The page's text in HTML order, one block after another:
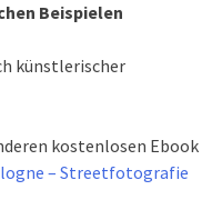
Beispielen
künstlerischer
kostenlosen Ebook
– Streetfotografie